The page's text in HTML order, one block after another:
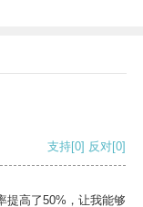
支持[0] 反对[0]
提高了50%，让我能够